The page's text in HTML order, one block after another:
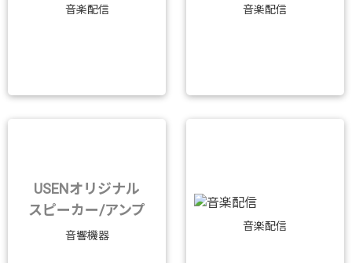
音楽配信 音楽配信
USENオリジナル
スピーカー/アンプ
音響機器
音楽配信